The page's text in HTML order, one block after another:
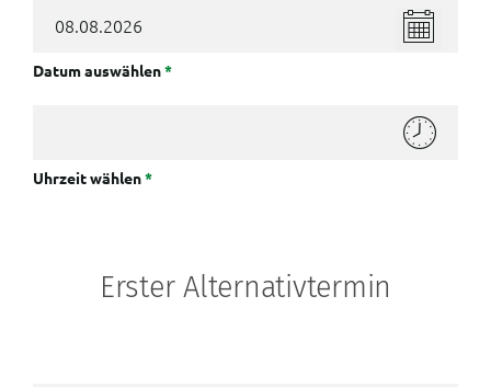
Datum auswählen*
Uhrzeit wählen*
Erster Alternativtermin